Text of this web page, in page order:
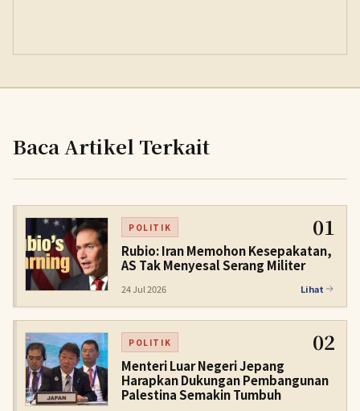
Baca Artikel Terkait
POLITIK 01
Rubio: Iran Memohon Kesepakatan,
AS Tak Menyesal Serang Militer
24 Jul 2026 Lihat
POLITIK 02
Menteri Luar Negeri Jepang
Harapkan Dukungan Pembangunan
Palestina Semakin Tumbuh